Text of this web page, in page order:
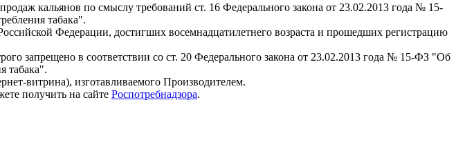
кальянов по смыслу требований ст. 16 Федерального закона от 23.02.2013 года № 15-
табака".
Федерации, достигших восемнадцатилетнего возраста и прошедших регистрацию
запрещено в соответствии со ст. 20 Федерального закона от 23.02.2013 года № 15-ФЗ "Об
табака".
витрина), изготавливаемого Производителем.
получить на сайте Роспотребнадзора.